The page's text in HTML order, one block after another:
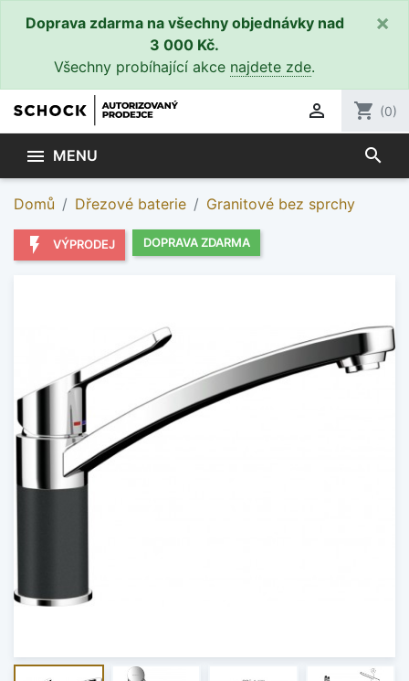
Doprava zdarma na všechny objednávky nad
3 000 Kč.
Všechny probíhající akce najdete zde.
×
 shopping_cart (0)
 MENU search
Domů Dřezové baterie Granitové bez sprchy
flash_on VÝPRODEJ DOPRAVA ZDARMA